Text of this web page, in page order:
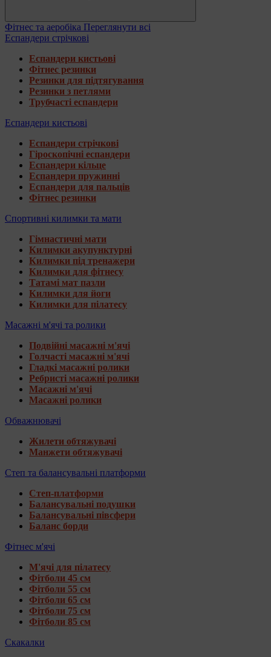
Фітнес та аеробіка Переглянути всі
Еспандери стрічкові
Еспандери кистьові
Фітнес резинки
Резинки для підтягування
Резинки з петлями
Трубчасті еспандери
Еспандери кистьові
Еспандери стрічкові
Гіроскопічні еспандери
Еспандери кільце
Еспандери пружинні
Еспандери для пальців
Фітнес резинки
Спортивні килимки та мати
Гімнастичні мати
Килимки акупунктурні
Килимки під тренажери
Килимки для фітнесу
Татамі мат пазли
Килимки для йоги
Килимки для пілатесу
Масажні м'ячі та ролики
Подвійні масажні м'ячі
Голчасті масажні м'ячі
Гладкі масажні ролики
Ребристі масажні ролики
Масажні м'ячі
Масажні ролики
Обважнювачі
Жилети обтяжувачі
Манжети обтяжувачі
Степ та балансувальні платформи
Степ-платформи
Балансувальні подушки
Балансувальні півсфери
Баланс борди
Фітнес м'ячі
М'ячі для пілатесу
Фітболи 45 см
Фітболи 55 см
Фітболи 65 см
Фітболи 75 см
Фітболи 85 см
Скакалки